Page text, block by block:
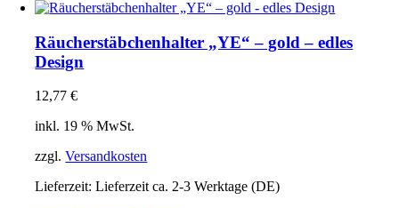
Räucherstäbchenhalter „YE“ – gold – edles
Design
12,77€
inkl. 19 % MwSt.
zzgl.Versandkosten
Lieferzeit:Lieferzeit ca. 2-3 Werktage (DE)